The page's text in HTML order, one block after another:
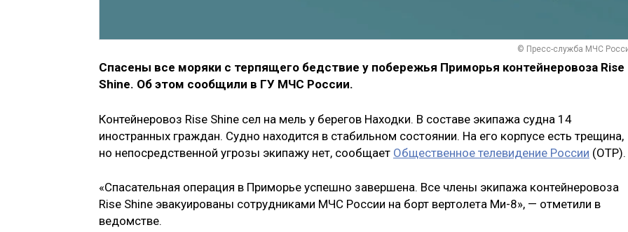
© Пресс-служба МЧС
Спасены все моряки с терпящего бедствие у побережья Приморья контейнеровоза Rise
Shine. Об этом сообщили в ГУ МЧС России.
Контейнеровоз Rise Shine сел на мель у берегов Находки. В составе экипажа судна 14
иностранных граждан. Судно находится в стабильном состоянии. На его корпусе есть трещина,
но непосредственной угрозы экипажу нет, сообщает Общественное телевидение России (ОТР).
«Спасательная операция в Приморье успешно завершена. Все члены экипажа контейнеровоза
Rise Shine эвакуированы сотрудниками МЧС России на борт вертолета Ми-8», — отметили в
ведомстве.